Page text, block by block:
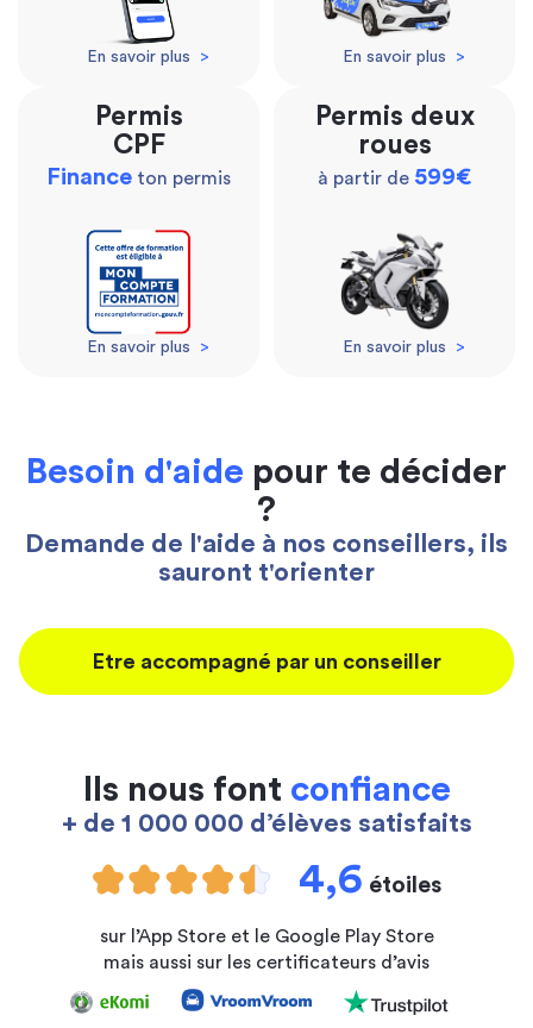
En savoir plus > En savoir plus >
Permis
CPF
Finance ton permis
En savoir plus >
Permis deux
roues
à partir de 599€
En savoir plus >
Besoin d'aide pour te décider
?
Demande de l'aide à nos conseillers, ils
sauront t'orienter
Etre accompagné par un conseiller
Ils nous font confiance
+ de 1 000 000 d’élèves satisfaits
4,6 étoiles
sur l’App Store et le Google Play Store
mais aussi sur les certificateurs d’avis